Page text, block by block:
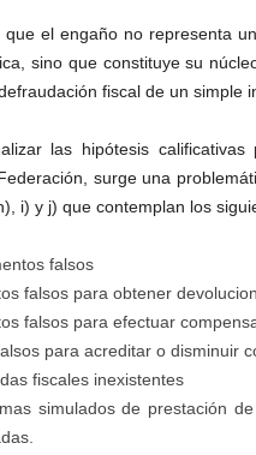
que el engaño no representa
sino que constituye su
fiscal de un simple
las hipótesis
surge una
i) y j) que contemplan los
falsos
falsos para obtener
falsos para efectuar
para acreditar o disminuir
fiscales inexistentes
simulados de prestación